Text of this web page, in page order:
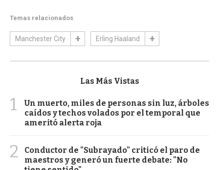
Temas relacionados
Manchester City Erling Haaland
Las Más Vistas
1
Un muerto, miles de personas sin luz, árboles
caídos y techos volados por el temporal que
ameritó alerta roja
2
Conductor de "Subrayado" criticó el paro de
maestros y generó un fuerte debate: "No